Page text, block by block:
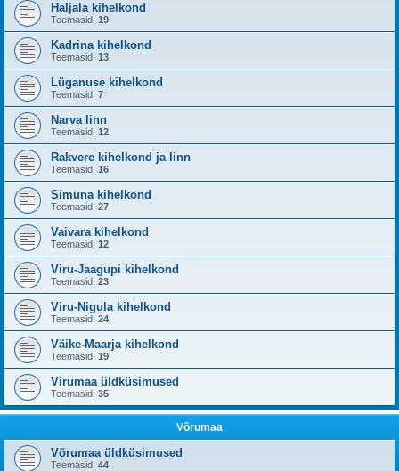
Haljala kihelkond
Teemasid: 19
Kadrina kihelkond
Teemasid: 13
Lüganuse kihelkond
Teemasid: 7
Narva linn
Teemasid: 12
Rakvere kihelkond ja linn
Teemasid: 16
Simuna kihelkond
Teemasid: 27
Vaivara kihelkond
Teemasid: 12
Viru-Jaagupi kihelkond
Teemasid: 23
Viru-Nigula kihelkond
Teemasid: 24
Väike-Maarja kihelkond
Teemasid: 19
Virumaa üldküsimused
Teemasid: 35
Võrumaa
Võrumaa üldküsimused
Teemasid: 44